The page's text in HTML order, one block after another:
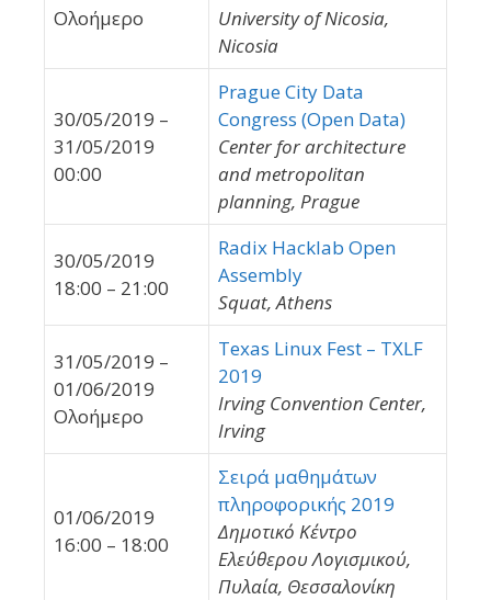
Ολοήμερο
University of Nicosia,
Nicosia
30/05/2019 –
31/05/2019
00:00
Prague City Data
Congress (Open Data)
Center for architecture
and metropolitan
planning, Prague
30/05/2019
18:00 – 21:00
Radix Hacklab Open
Assembly
Squat, Athens
31/05/2019 –
01/06/2019
Ολοήμερο
Texas Linux Fest – TXLF
2019
Irving Convention Center,
Irving
01/06/2019
16:00 – 18:00
Σειρά μαθημάτων
πληροφορικής 2019
Δημοτικό Κέντρο
Ελεύθερου Λογισμικού,
Πυλαία, Θεσσαλονίκη